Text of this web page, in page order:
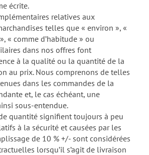
écrite.
relatives aux
telles que « environ », «
« comme d’habitude » ou
dans nos offres font
à la qualité ou la quantité de la
au prix. Nous comprenons de telles
dans les commandes de la
et, le cas échéant, une
sous-entendue.
quantité signifient toujours à peu
à la sécurité et causées par les
de 10 % +/- sont considérées
lorsqu’il s’agit de livraison